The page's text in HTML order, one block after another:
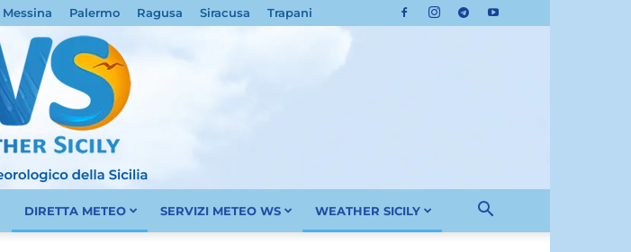
Messina Palermo Ragusa Siracusa Trapani
DIRETTA METEO SERVIZI METEO WS WEATHER SICILY